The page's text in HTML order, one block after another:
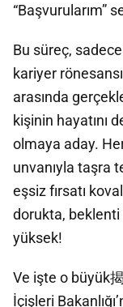
“Başvurularım”
Bu süreç,
kariyer
arasında
kişinin hayatını
olmaya aday.
unvanıyla taşra
eşsiz fırsatı
dorukta,
yüksek!
Ve işte o büyük
İçişleri